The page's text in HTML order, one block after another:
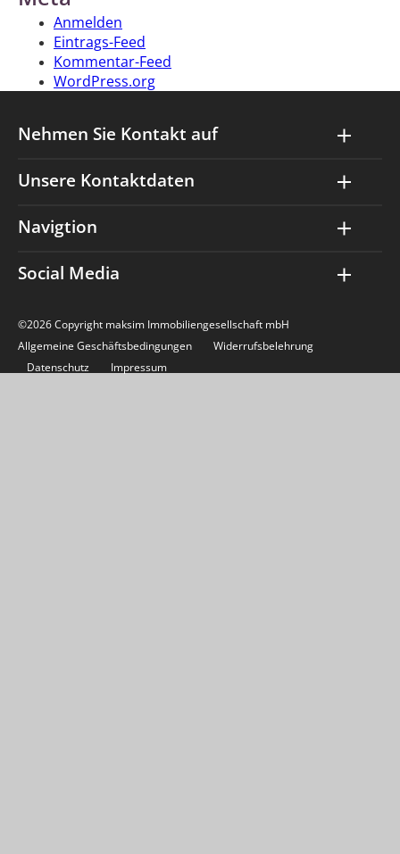
Anmelden
Eintrags-Feed
Kommentar-Feed
WordPress.org
Nehmen Sie Kontakt auf
Unsere Kontaktdaten
Navigtion
Social Media
©2026 Copyright maksim Immobiliengesellschaft mbH
Allgemeine Geschäftsbedingungen
Widerrufsbelehrung
Datenschutz
Impressum